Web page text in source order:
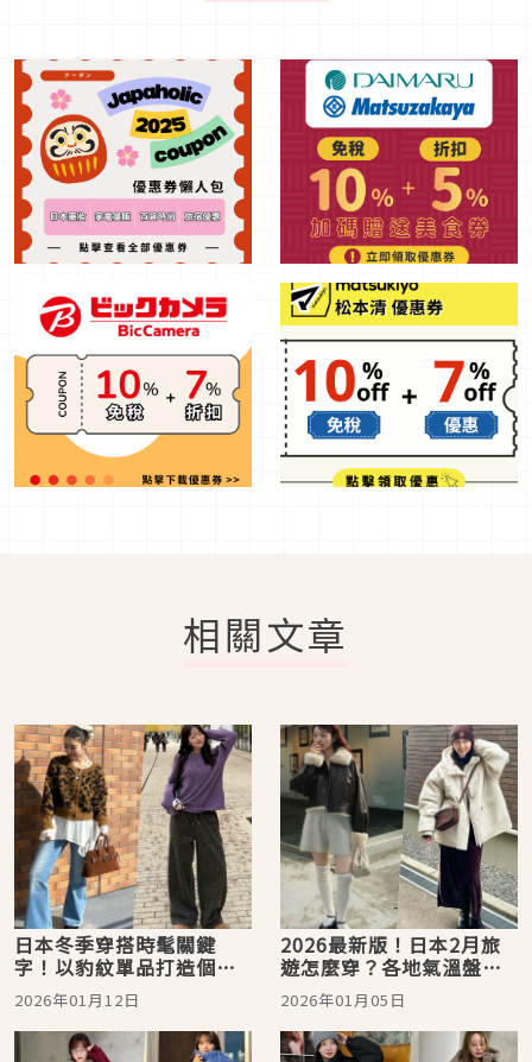
相關文章
日本冬季穿搭時髦關鍵
字！以豹紋單品打造個性
街頭態度
2026年01月12日
2026最新版！日本2月旅
遊怎麼穿？各地氣溫盤點
+服裝搭配靈感圖鑑，為出
遊時刻點亮時髦日系穿搭
2026年01月05日